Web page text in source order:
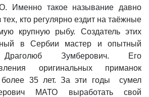
Именно такое называние давно
кто регулярно ездит на таёжные
крупную рыбу. Создатель этих
в Сербии мастер и опытный
Зумберович. Его
оригинальных приманок
более 35 лет. За эти годы сумел
МАТО выработать свой